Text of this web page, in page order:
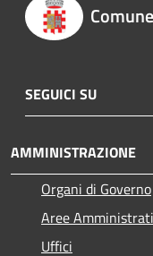
SEGUICI SU
AMMINISTRAZIONE
Organi di Governo
Aree
Uffici